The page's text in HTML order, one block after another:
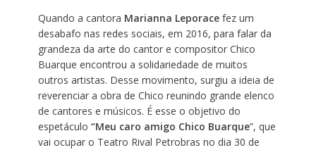
Quando a cantora Marianna Leporace fez um
desabafo nas redes sociais, em 2016, para falar da
grandeza da arte do cantor e compositor Chico
Buarque encontrou a solidariedade de muitos
outros artistas. Desse movimento, surgiu a ideia de
reverenciar a obra de Chico reunindo grande elenco
de cantores e músicos. É esse o objetivo do
espetáculo “Meu caro amigo Chico Buarque”, que
vai ocupar o Teatro Rival Petrobras no dia 30 de